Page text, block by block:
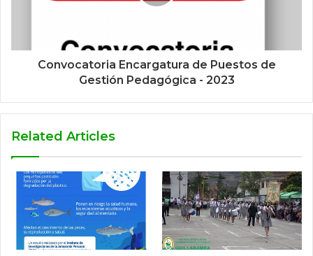
Convocatoria Encargatura de Puestos de
Gestión Pedagógica - 2023
Related Articles